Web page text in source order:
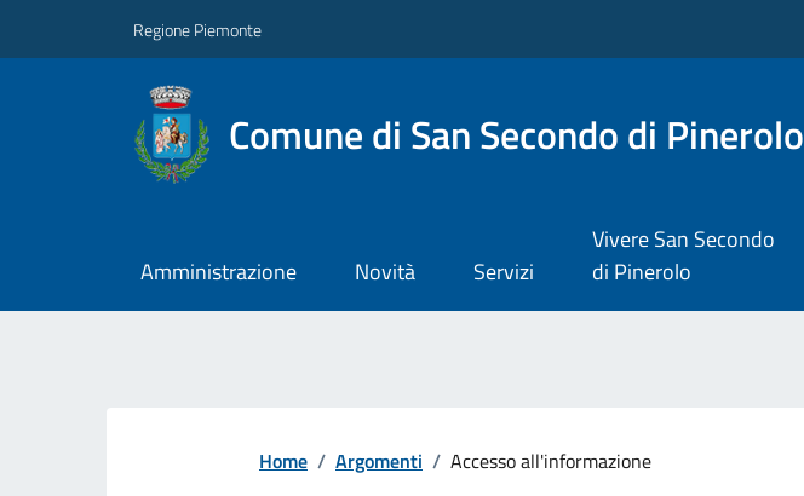
Regione Piemonte
Comune di San Secondo di Pinerolo
Amministrazione Novità Servizi
Vivere San Secondo
di Pinerolo
Home / Argomenti / Accesso all'informazione